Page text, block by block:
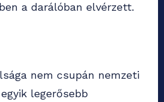
a darálóban elvérzett.
nem csupán nemzeti
legerősebb